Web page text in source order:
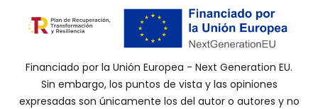
Financiado por la Unión Europea - Next Generation EU.
Sin embargo, los puntos de vista y las opiniones
expresadas son únicamente los del autor o autores y no